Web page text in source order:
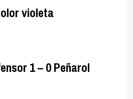
violeta
1 – 0 Peñarol